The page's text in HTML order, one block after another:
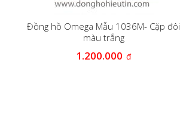
Đồng hồ Omega Mẫu 1036M- Cặp đôi
màu trắng
1.200.000 đ